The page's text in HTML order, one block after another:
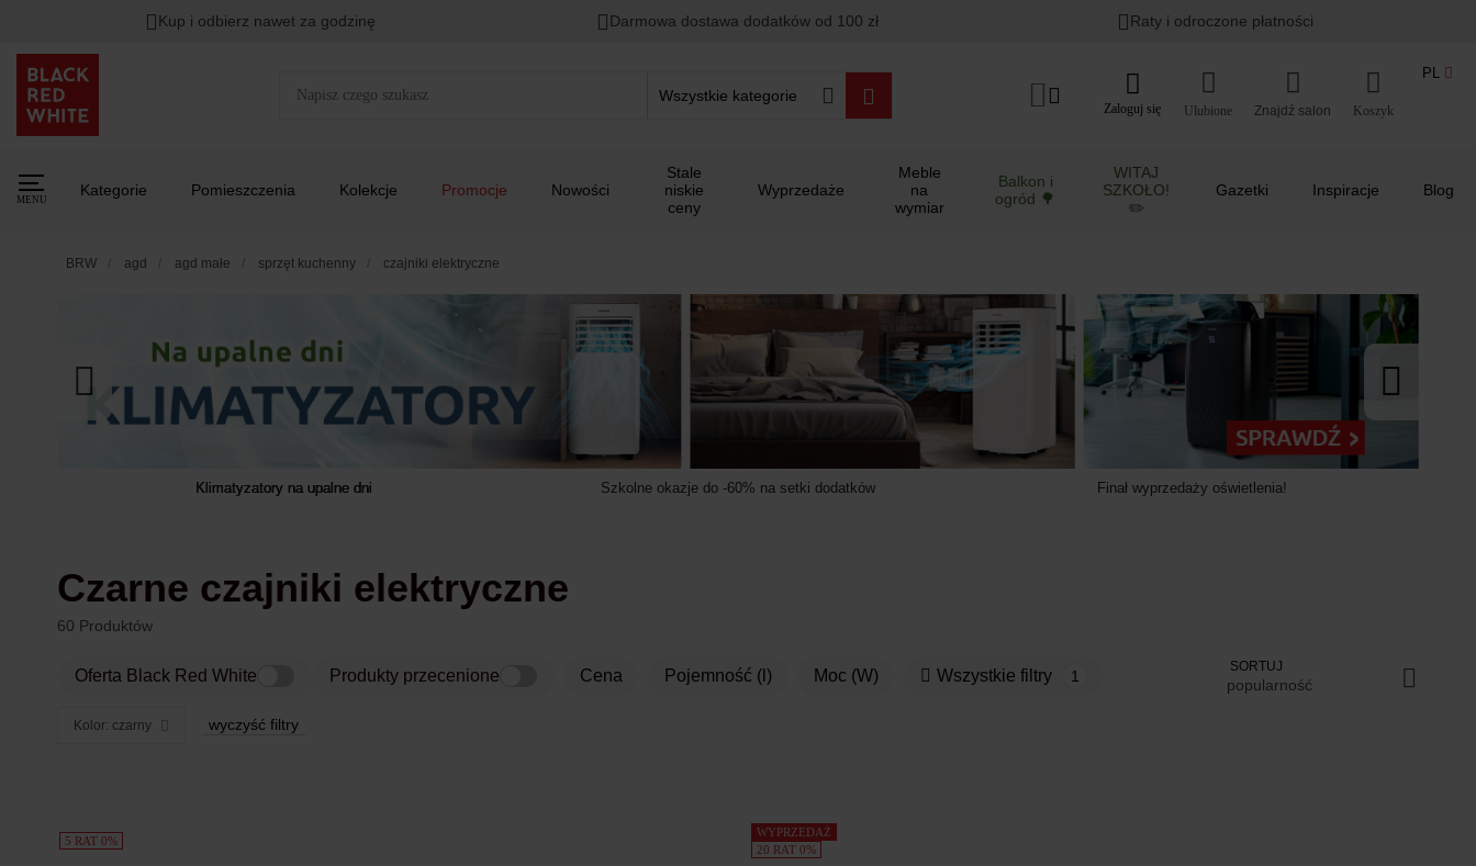
Rabat naHITY DNIA przy zapisie na Newsletter. 00 : Lato w ogrodzie i na balkonie >
Kup i odbierz nawet za godzinę Darmowa dostawa dodatków od 100 zł Raty i odroczone płatności
Wszystkie kategorie
Zaloguj się Ulubione Koszyk
PL
MENU
Kategorie Pomieszczenia Kolekcje Promocje Nowości
Stale
niskie
ceny
Wyprzedaże
Meble
na
wymiar
Balkon i
ogród 🌳
WITAJ
SZKOŁO!
✏️
Gazetki Inspiracje Blog
BRW agd agd małe sprzęt kuchenny czajniki elektryczne
Klimatyzatory na upalne dni Szkolne okazje do -60% na setki dodatków Finał wyprzedaży oświetlenia!
Czarne czajniki elektryczne
60 Produktów
Oferta Black Red White Produkty przecenione Cena pojemność (l) moc (W) Wszystkie filtry 1
Kolor: czarny wyczyść filtry
SORTUJ
popularność
Produkty
5 RAT 0%
WYPRZEDAŻ
20 RAT 0%